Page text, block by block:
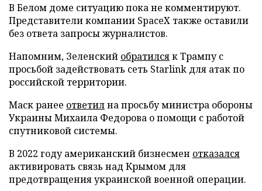
В Белом доме ситуацию пока не комментируют.
Представители компании SpaceX также оставили
без ответа запросы журналистов.
Напомним, Зеленский обратилсяк Трампу с
просьбой задействовать сеть Starlink для атак по
российской территории.
Маск ранее ответилна просьбу министра обороны
Украины Михаила Федорова о помощи с работой
спутниковой системы.
В 2022 году американский бизнесмен отказался
активировать связь над Крымом для
предотвращения украинской военной операции.